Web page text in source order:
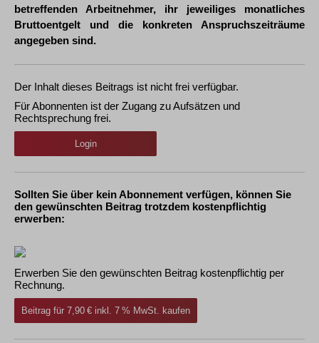
betreffenden Arbeitnehmer, ihr jeweiliges monatliches
Bruttoentgelt und die konkreten Anspruchszeiträume
angegeben sind.
Der Inhalt dieses Beitrags ist nicht frei verfügbar.
Für Abonnenten ist der Zugang zu Aufsätzen und
Rechtsprechung frei.
Login
Sollten Sie über kein Abonnement verfügen, können Sie
den gewünschten Beitrag trotzdem kostenpflichtig
erwerben:
Erwerben Sie den gewünschten Beitrag kostenpflichtig per
Rechnung.
Beitrag für 7,90 € inkl. 7 % MwSt. kaufen